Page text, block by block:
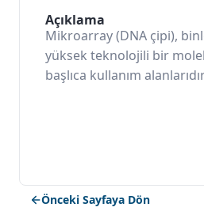
Açıklama
Mikroarray (DNA çipi),
yüksek teknolojili bir
başlıca kullanım
Önceki Sayfaya Dön